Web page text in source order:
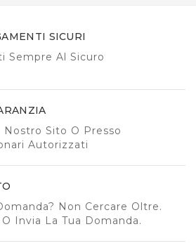
SICURI
Sempre Al Sicuro
Nostro Sito O Presso
Autorizzati
Non Cercare Oltre.
Invia La Tua Domanda.